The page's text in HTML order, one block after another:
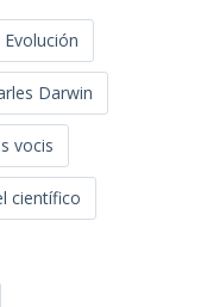
Evolución
Darwin
vocis
científico